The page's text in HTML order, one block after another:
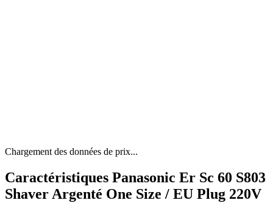
Chargement des données de prix...
Caractéristiques Panasonic Er Sc 60 S803
Shaver Argenté One Size / EU Plug 220V